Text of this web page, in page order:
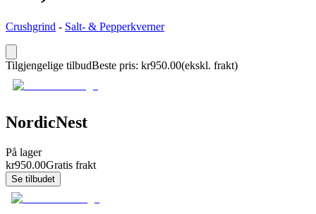
Crushgrind - Salt- & Pepperkverner
Tilgjengelige tilbudBeste pris: kr950.00(ekskl. frakt)
NordicNest
På lager
kr950.00Gratis frakt
Se tilbudet